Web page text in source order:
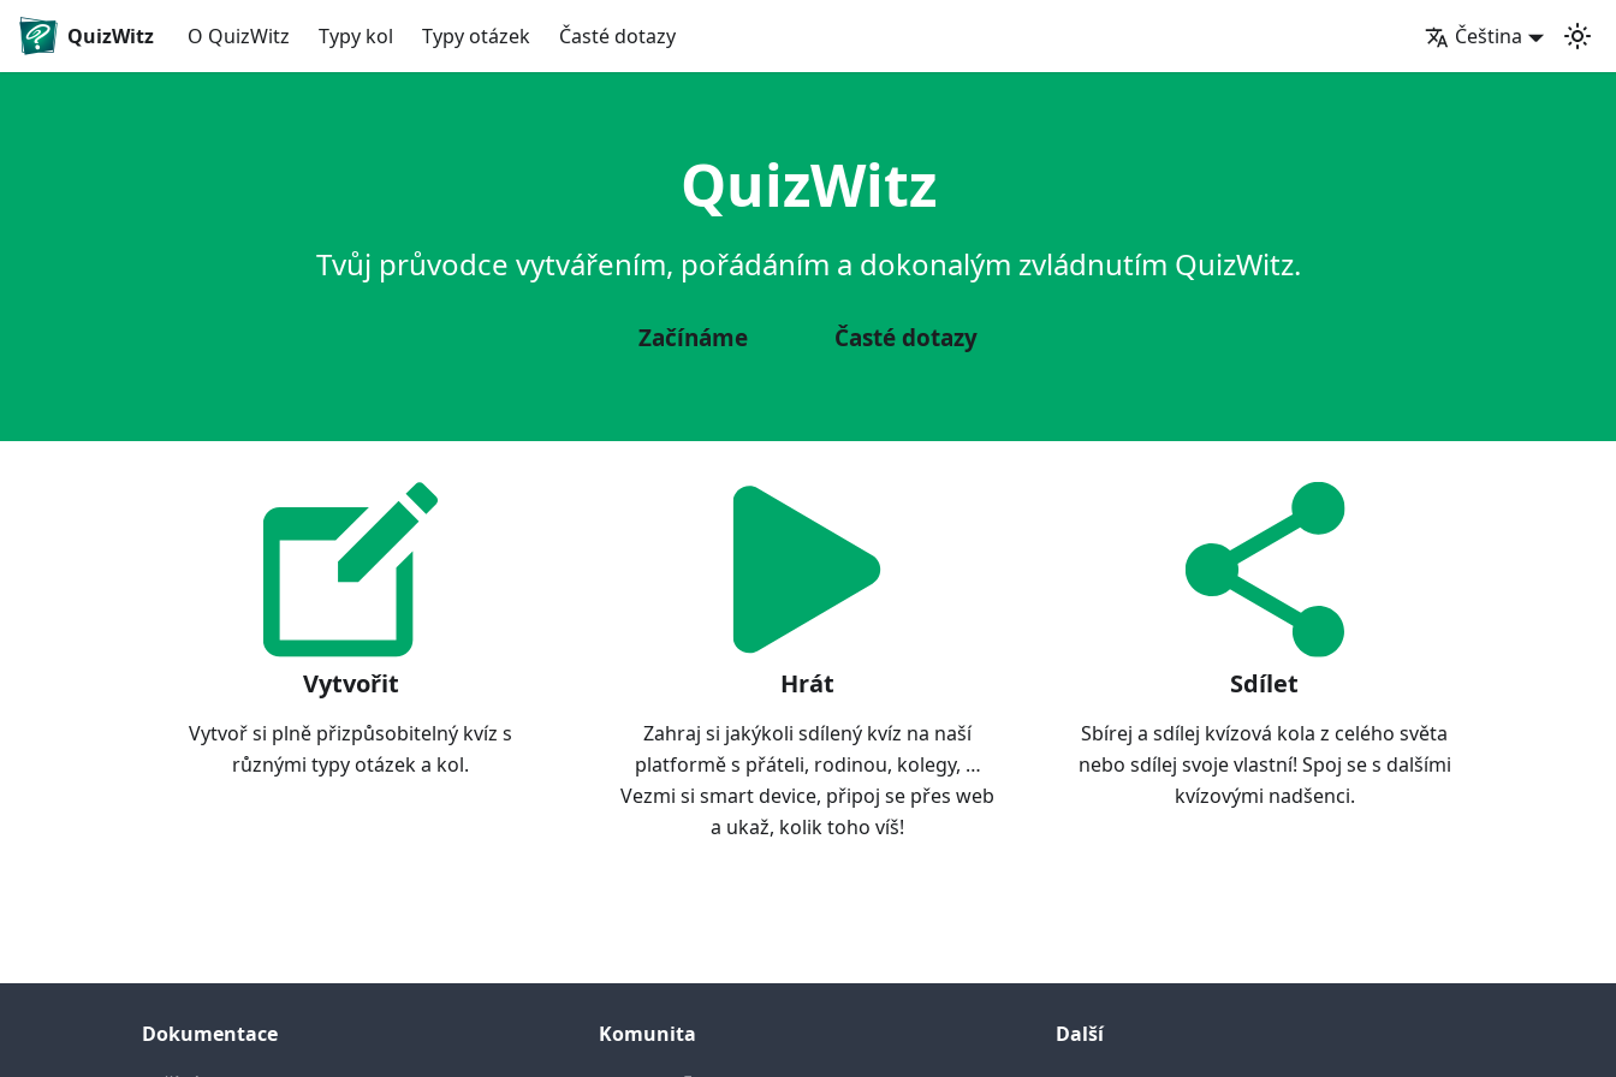
QuizWitz O QuizWitz Typy kol Typy otázek Časté dotazy Čeština
QuizWitz
Tvůj průvodce vytvářením, pořádáním a dokonalým zvládnutím QuizWitz.
Začínáme Časté dotazy
Vytvořit
Vytvoř si plně přizpůsobitelný kvíz s
různými typy otázek a kol.
Hrát
Zahraj si jakýkoli sdílený kvíz na naší
platformě s přáteli, rodinou, kolegy, …
Vezmi si smart device, připoj se přes web
a ukaž, kolik toho víš!
Sdílet
Sbírej a sdílej kvízová kola z celého světa
nebo sdílej svoje vlastní! Spoj se s dalšími
kvízovými nadšenci.
Dokumentace
Komunita
Další